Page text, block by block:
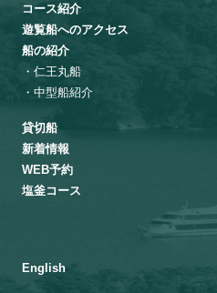
コース紹介
遊覧船へのアクセス
船の紹介
・仁王丸船
・中型船紹介
貸切船
新着情報
WEB予約
塩釜コース
English